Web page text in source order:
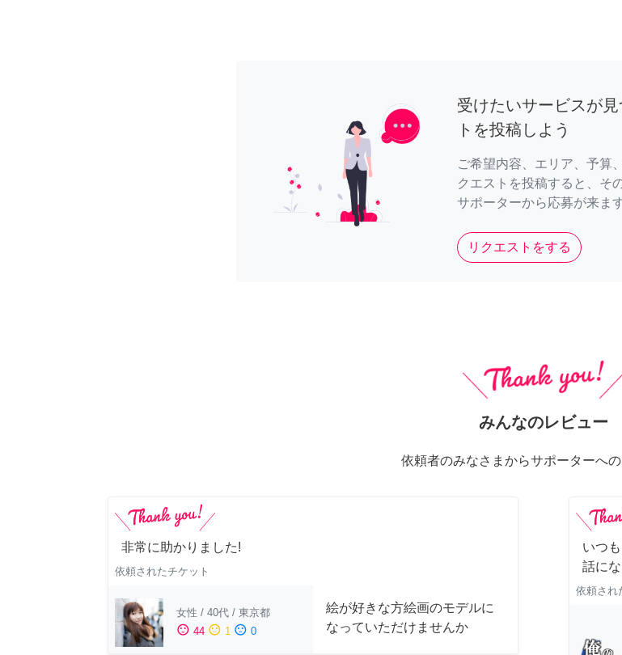
受けたいサービスが
トを投稿しよう
ご希望内容、エリア、予算
クエストを投稿すると、そ
サポーターから応募が来ま
リクエストをする
みんなのレビュー
依頼者のみなさまからサポーターへ
非常に助かりました!
依頼されたチケット
女性 / 40代 / 東京都
sentiment_satisfied 44 sentiment_neutral 1 sentiment_dissatisfied 0
絵が好きな方絵画のモデルに
なっていただけませんか
いつ
話に
依頼され